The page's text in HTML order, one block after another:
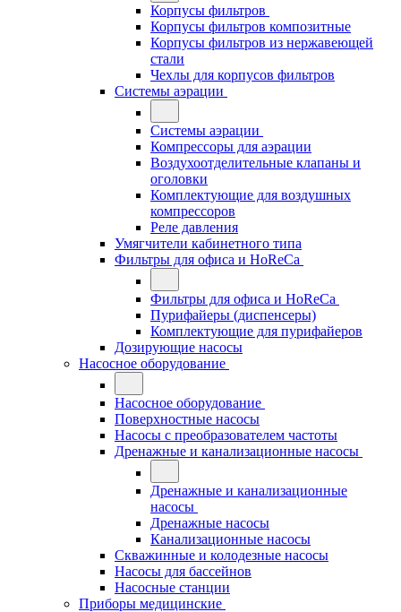
Корпусы фильтров
Корпусы фильтров композитные
Корпусы фильтров из нержавеющей
стали
Чехлы для корпусов фильтров
Системы аэрации
Системы аэрации
Компрессоры для аэрации
Воздухоотделительные клапаны и
оголовки
Комплектующие для воздушных
компрессоров
Реле давления
Умягчители кабинетного типа
Фильтры для офиса и HoReCa
Фильтры для офиса и HoReCa
Пурифайеры (диспенсеры)
Комплектующие для пурифайеров
Дозирующие насосы
Насосное оборудование
Насосное оборудование
Поверхностные насосы
Насосы с преобразователем частоты
Дренажные и канализационные насосы
Дренажные и канализационные
насосы
Дренажные насосы
Канализационные насосы
Скважинные и колодезные насосы
Насосы для бассейнов
Насосные станции
Приборы медицинские